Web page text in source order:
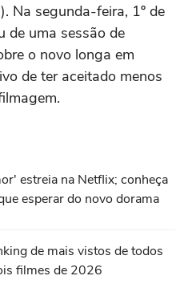
. Na segunda-feira, 1º de
de uma sessão de
o novo longa em
de ter aceitado menos
estreia na Netflix; conheça
esperar do novo dorama
de mais vistos de todos
filmes de 2026